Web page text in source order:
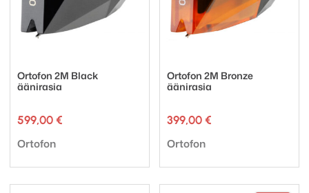
Ortofon 2M Black
äänirasia
599,00 €
Tuotemerkki:
Ortofon
Ortofon 2M Bronze
äänirasia
399,00 €
Tuotemerkki:
Ortofon